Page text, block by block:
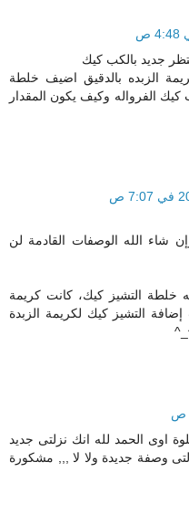
جديد بالكب كيك
الزبده بالدقيق اضيف خلطة
الفرواله وكيف يكون المقدار
الله الوصفات القادمة لن
خلطة التشيز كيك، كانت كريمة
إضافة التشيز كيك لكريمة الزبدة
اوى الحمد لله انك نزلتى جديد
وصفة جديدة ولا لا ,,, مشكورة